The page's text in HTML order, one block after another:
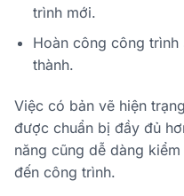
trình mới.
Hoàn công công
thành.
Việc có bản vẽ hiện
được chuẩn bị đầy đủ
năng cũng dễ dàng
đến công trình.